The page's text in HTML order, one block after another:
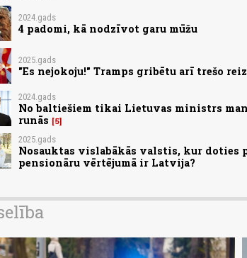
2024.gads
4 padomi, kā nodzīvot garu mūžu
2025.gads
"Es nejokoju!" Tramps gribētu arī trešo
2024.gads
No baltiešiem tikai Lietuvas ministrs
runās
5
2025.gads
Nosauktas vislabākās valstis, kur doties
pensionāru vērtējumā ir Latvija?